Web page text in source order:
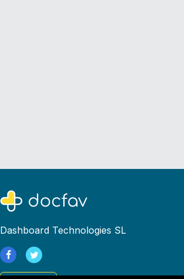
Dashboard Technologies SL